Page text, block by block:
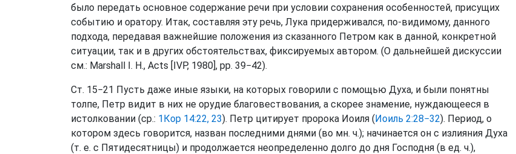
было передать основное содержание речи при условии сохранения особенностей, присущих
событию и оратору. Итак, составляя эту речь, Лука придерживался, по-видимому, данного
подхода, передавая важнейшие положения из сказанного Петром как в данной, конкретной
ситуации, так и в других обстоятельствах, фиксируемых автором. (О дальнейшей дискуссии
см.: Marshall I. H., Acts [IVP, 1980], pp. 39−42).
Ст. 15−21 Пусть даже иные языки, на которых говорили с помощью Духа, и были понятны
толпе, Петр видит в них не орудие благовествования, а скорее знамение, нуждающееся в
истолковании (ср.: 1Кор 14:22, 23). Петр цитирует пророка Иоиля (Иоиль 2:28−32). Период, о
котором здесь говорится, назван последними днями (во мн. ч.); начинается он с излияния Духа
(т. е. с Пятидесятницы) и продолжается неопределенно долго до дня Господня (в ед. ч.),